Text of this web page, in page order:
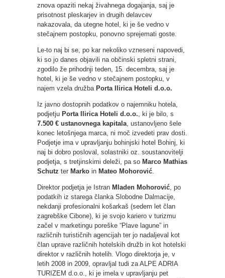
znova opaziti nekaj živahnega dogajanja, saj je
prisotnost pleskarjev in drugih delavcev
nakazovala, da utegne hotel, ki je še vedno v
stečajnem postopku, ponovno sprejemati goste.
Le-to naj bi se, po kar nekoliko vzneseni napovedi,
ki so jo danes objavili na občinski spletni strani,
zgodilo že prihodnji teden, 15. decembra, saj je
hotel, ki je še vedno v stečajnem postopku, v
najem vzela družba Porta Ilirica Hoteli d.o.o.
Iz javno dostopnih podatkov o najemniku hotela,
podjetju Porta Ilirica Hoteli d.o.o. , ki je bilo, s
7.500 € ustanovnega kapitala , ustanovljeno šele
konec letošnjega marca, ni moč izvedeti prav dosti.
Podjetje ima v upravljanju bohinjski hotel Bohinj, ki
naj bi dobro posloval, solastniki oz. soustanovitelji
podjetja, s tretjinskimi deleži, pa so Marco Mathias
Schutz ter Marko in Mateo Mohorović
Direktor podjetja je Istran Mladen Mohorović , po
podatkih iz starega članka Slobodne Dalmacije,
nekdanji profesionalni košarkaš (sedem let član
zagrebške Cibone), ki je svojo kariero v turizmu
začel v marketingu poreške “Plave lagune” in
različnih turističnih agencijah ter jo nadaljeval kot
član uprave različnih hotelskih družb in kot hotelski
direktor v različnih hotelih. Vlogo direktorja je, v
letih 2008 in 2009, opravljal tudi za ALPE ADRIA
TURIZEM d.o.o., ki je imela v upravljanju pet